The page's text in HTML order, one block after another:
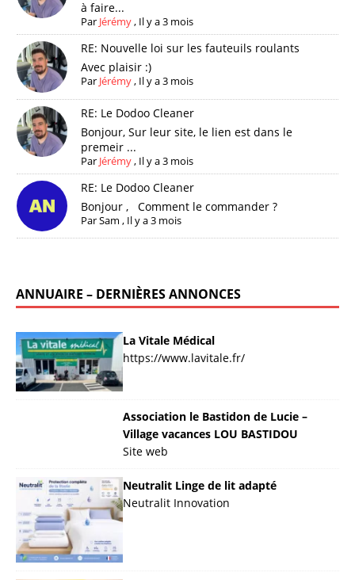
à faire...
Par Jérémy, Il y a 3 mois
RE: Nouvelle loi sur les fauteuils roulants
Avec plaisir :)
Par Jérémy, Il y a 3 mois
RE: Le Dodoo Cleaner
Bonjour, Sur leur site, le lien est dans le
premeir ...
Par Jérémy, Il y a 3 mois
RE: Le Dodoo Cleaner
Bonjour , Comment le commander ?
ParSam , Il y a 3 mois
ANNUAIRE – DERNIÈRES ANNONCES
La Vitale Médical
https://www.lavitale.fr/
Association le Bastidon de Lucie –
Village vacances LOU BASTIDOU
Site web
Neutralit Linge de lit adapté
Neutralit Innovation